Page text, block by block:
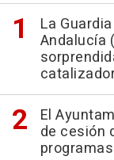
La
Andalucía
El
de cesión